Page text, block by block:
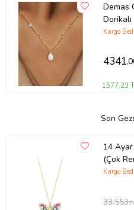
Demas
Kolye
Kargo
4341
1577,23
Son
14
(Çok
Kargo
33.553